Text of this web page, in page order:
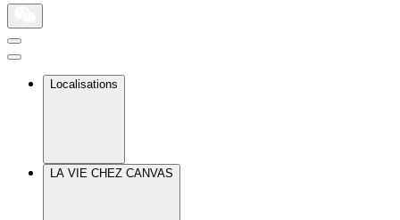
Localisations
LA VIE CHEZ CANVAS